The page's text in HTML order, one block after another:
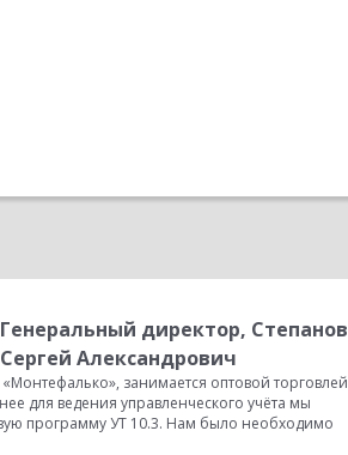
Генеральный директор, Степанов
Сергей Александрович
занимается оптовой торговлей
для ведения управленческого учёта мы
программу УТ 10.3. Нам было необходимо